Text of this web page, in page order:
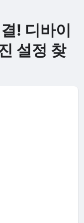
! 디바이
설정 찾